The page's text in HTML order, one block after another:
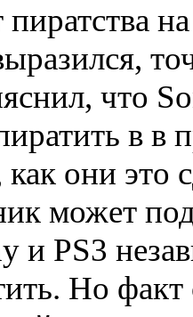
пиратства
что
в в
они это
может
и PS3
Но факт